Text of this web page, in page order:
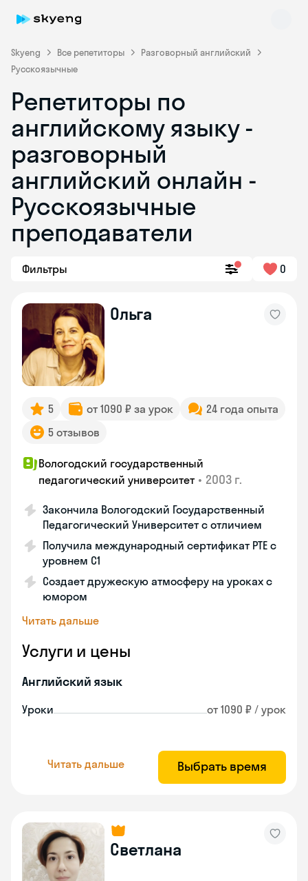
Skyeng Все репетиторы
Разговорный английский
Русскоязычные
Репетиторы по
английскому языку -
разговорный
английский онлайн -
Русскоязычные
преподаватели
Фильтры 0
Ольга
5 от 1090 ₽ за урок
24 года опыта
5 отзывов
Вологодский государственный
педагогический университет • 2003 г.
Закончила Вологодский Государственный
Педагогический Университет с отличием
Получила международный сертификат PTE с
уровнем C1
Создает дружескую атмосферу на уроках с
юмором
Читать дальше
Услуги и цены
Английский язык
Уроки от 1090 ₽ / урок
Читать дальше Выбрать время
Светлана
Skyeng Chat